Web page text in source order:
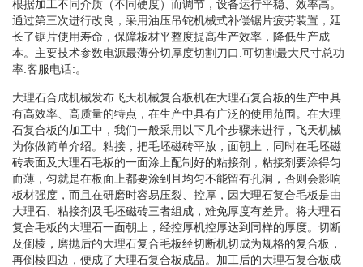
根据加工不同介质（不同硬度）而调节，设备运行平稳、效率高。
通过第三次进行改良，采用油压吊铊机械式补偿锯片疲劳装置，延
长了锯片使用寿命，保障板材平整度提高生产效率，降低生产成
本。主要技术参数电源最薄分切厚度切割刀口.可切割最大尺寸总功
率.客服电话:。
大理石合成机械发布飞天机械复合板机在大理石复合板的生产中具
有高效率、高质量的特点，在生产中具有广泛的使用范围。在大理
石复合板的加工中，我们一般采用以下几个步骤来进行，飞天机械
为你做简单介绍。粘接，把毛坯磁砖平放，面朝上，同时在毛坯磁
砖表面及大理石毛板的一面涂上配制好的粘接剂，粘接剂要涂得匀
而薄，匀就是在板面上都要涂到且均匀不能留有孔洞，否则会影响
板材强度，而且在研磨时容易压裂、控厚，因大理石复合毛板是由
大理石、粘接剂及毛坯磁砖三者组成，难免厚度有差异。将大理石
复合毛板的大理石一面朝上，经控厚机控厚达到同样的厚度。切断
及倒棱，磨抛后的大理石复合毛板经切断机切成为规格的复合板，
再倒棱四边，便成了大理石复合板成品。加工后的大理石复合板成